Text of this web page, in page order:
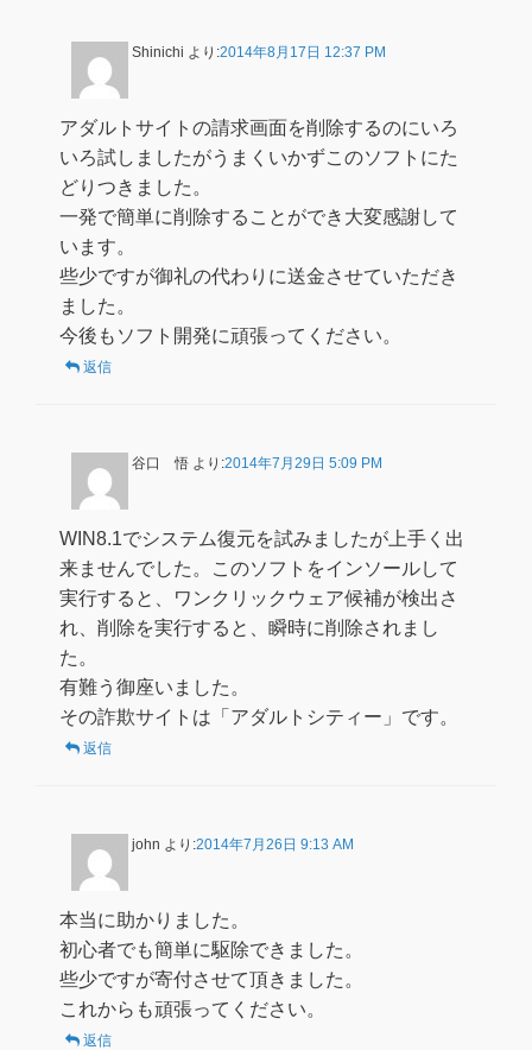
Shinichi より:2014年8月17日 12:37 PM
アダルトサイトの請求画面を削除するのにいろ
いろ試しましたがうまくいかずこのソフトにた
どりつきました。
一発で簡単に削除することができ大変感謝して
います。
些少ですが御礼の代わりに送金させていただき
ました。
今後もソフト開発に頑張ってください。
返信
谷口 悟 より:2014年7月29日 5:09 PM
WIN8.1でシステム復元を試みましたが上手く出
来ませんでした。このソフトをインソールして
実行すると、ワンクリックウェア候補が検出さ
れ、削除を実行すると、瞬時に削除されまし
た。
有難う御座いました。
その詐欺サイトは「アダルトシティー」です。
返信
john より:2014年7月26日 9:13 AM
本当に助かりました。
初心者でも簡単に駆除できました。
些少ですが寄付させて頂きました。
これからも頑張ってください。
返信